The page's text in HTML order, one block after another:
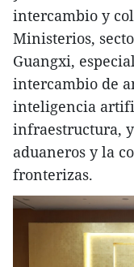
intercambio y
Ministerios,
Guangxi,
intercambio de
inteligencia
infraestructura,
aduaneros y la
fronterizas.